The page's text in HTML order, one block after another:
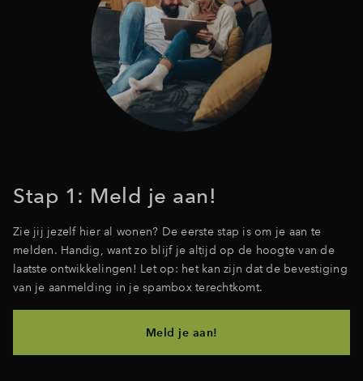
Stap 1: Meld je aan!
Zie jij jezelf hier al wonen? De eerste stap is om je aan te
melden. Handig, want zo blijf je altijd op de hoogte van de
laatste ontwikkelingen! Let op: het kan zijn dat de bevestiging
van je aanmelding in je spambox terechtkomt.
Meld je aan!